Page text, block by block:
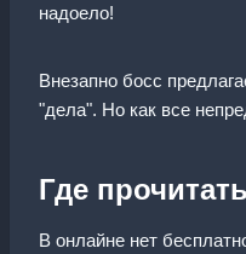
надоело!
Внезапно босс
"дела". Но как все
Где
В онлайне нет